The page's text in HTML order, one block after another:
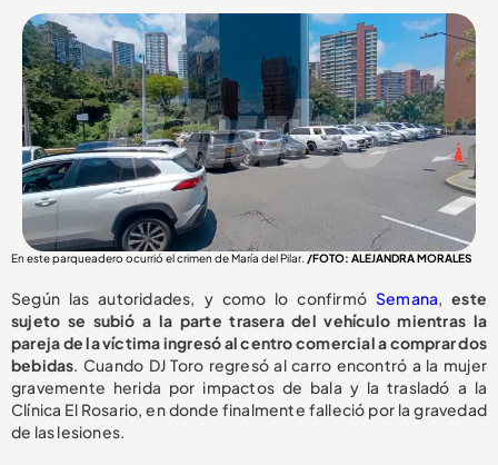
En este parqueadero ocurrió el crimen de María del Pilar. /FOTO: ALEJANDRA MORALES
Según las autoridades, y como lo confirmó Semana,este
sujeto se subió a la parte trasera del vehículo mientras la
pareja de la víctima ingresó al centro comercial a comprar dos
bebidas. Cuando DJ Toro regresó al carro encontró a la mujer
gravemente herida por impactos de bala y la trasladó a la
Clínica El Rosario, en donde finalmente falleció por la gravedad
de las lesiones.